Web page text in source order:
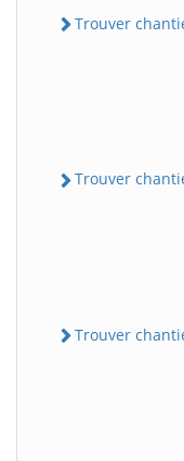
Trouver
Trouver
Trouver